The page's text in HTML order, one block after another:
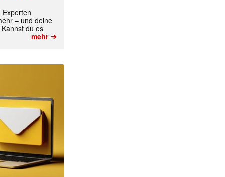
Experten
– und deine
du es
mehr➔